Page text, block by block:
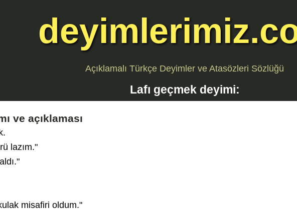
Açıklamalı Türkçe Deyimler ve Atasözleri Sözlüğü
Lafı geçmekdeyimi:
ve açıklaması
lazım."
misafiri oldum."